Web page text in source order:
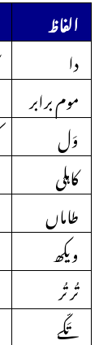
الفاظ
دا
موم برابر
وَل
کاہلی
طاماں
ویکھ
تُر تُر
تَکّے